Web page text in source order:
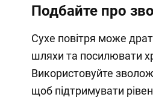
Подбайте про
Сухе повітря може
шляхи та посилювати
Використовуйте
щоб підтримувати